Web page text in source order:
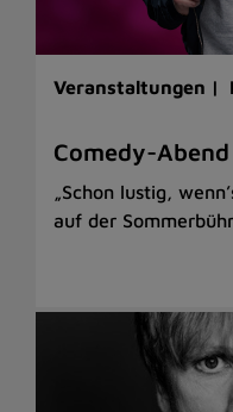
Veranstaltungen |
Comedy-
„Schon lustig,
auf der